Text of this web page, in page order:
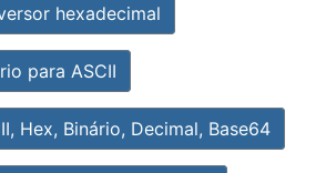
hexadecimal
para ASCII
Hex, Binário, Decimal, Base64